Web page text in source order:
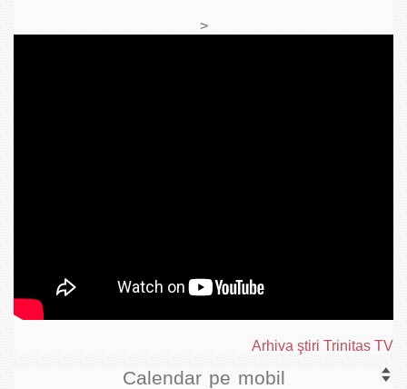
>
Arhiva ştiri Trinitas TV
Calendar pe mobil